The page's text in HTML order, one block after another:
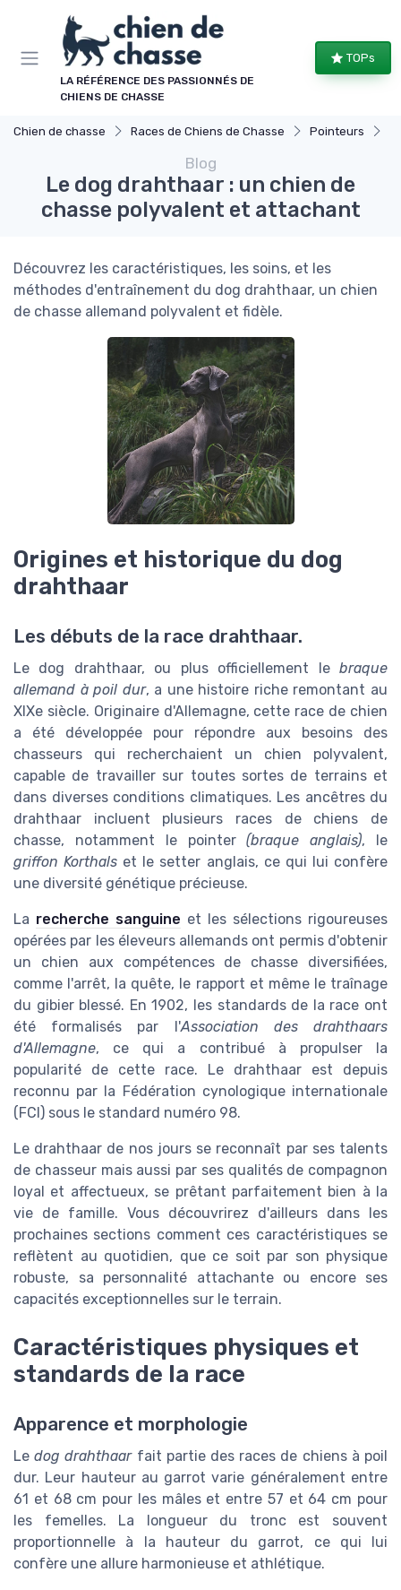
LA RÉFÉRENCE DES PASSIONNÉS DE
CHIENS DE CHASSE
TOPs
Chien de chasse Races de Chiens de Chasse Pointeurs
Blog
Le dog drahthaar : un chien de
chasse polyvalent et attachant
Découvrez les caractéristiques, les soins, et les
méthodes d'entraînement du dog drahthaar, un chien
de chasse allemand polyvalent et fidèle.
Origines et historique du dog
drahthaar
Les débuts de la race drahthaar.
Le dog drahthaar, ou plus officiellement le braque
allemand à poil dur, a une histoire riche remontant au
XIXe siècle. Originaire d'Allemagne, cette race de chien
a été développée pour répondre aux besoins des
chasseurs qui recherchaient un chien polyvalent,
capable de travailler sur toutes sortes de terrains et
dans diverses conditions climatiques. Les ancêtres du
drahthaar incluent plusieurs races de chiens de
chasse, notamment le pointer(braque anglais), le
griffon Korthals et le setter anglais, ce qui lui confère
une diversité génétique précieuse.
La recherche sanguine et les sélections rigoureuses
opérées par les éleveurs allemands ont permis d'obtenir
un chien aux compétences de chasse diversifiées,
comme l'arrêt, la quête, le rapport et même le traînage
du gibier blessé. En 1902, les standards de la race ont
été formalisés par l'Association des drahthaars
d'Allemagne, ce qui a contribué à propulser la
popularité de cette race. Le drahthaar est depuis
reconnu par la Fédération cynologique internationale
(FCI) sous le standard numéro 98.
Le drahthaar de nos jours se reconnaît par ses talents
de chasseur mais aussi par ses qualités de compagnon
loyal et affectueux, se prêtant parfaitement bien à la
vie de famille. Vous découvrirez d'ailleurs dans les
prochaines sections comment ces caractéristiques se
reflètent au quotidien, que ce soit par son physique
robuste, sa personnalité attachante ou encore ses
capacités exceptionnelles sur le terrain.
Caractéristiques physiques et
standards de la race
Apparence et morphologie
Ledog drahthaarfait partie des races de chiens à poil
dur. Leur hauteur au garrot varie généralement entre
61 et 68 cm pour les mâles et entre 57 et 64 cm pour
les femelles. La longueur du tronc est souvent
proportionnelle à la hauteur du garrot, ce qui lui
confère une allure harmonieuse et athlétique.
Panneau de gestion des cookies